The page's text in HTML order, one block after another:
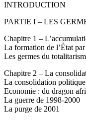
INTRODUCTION
PARTIE I – LES
Chapitre 1 –
La formation de l’État
Les germes du
Chapitre 2 – La
La consolidation politique
Economie : du dragon
La guerre de 1998-2000
La purge de 2001